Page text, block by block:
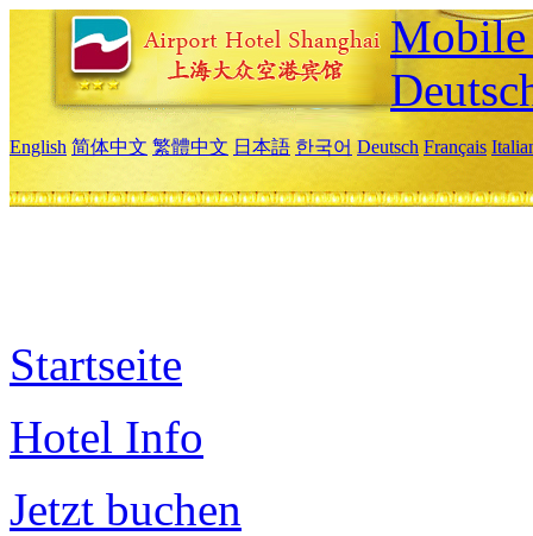
Mobile
English 简体中文 繁體中文 日本語 한국어 Deutsch Français
Startseite
Hotel Info
Jetzt buchen